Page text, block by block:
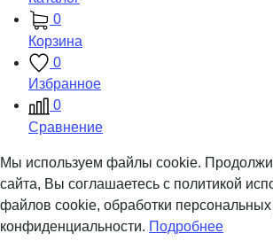
0
Корзина
0
Избранное
0
Сравнение
Мы используем файлы cookie.
сайта, Вы соглашаетесь с политикой
файлов cookie, обработки
конфиденциальности. Подробнее